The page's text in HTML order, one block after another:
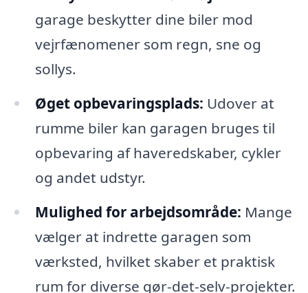
garage beskytter dine biler mod
vejrfænomener som regn, sne og
sollys.
Øget opbevaringsplads: Udover at
rumme biler kan garagen bruges til
opbevaring af haveredskaber, cykler
og andet udstyr.
Mulighed for arbejdsområde: Mange
vælger at indrette garagen som
værksted, hvilket skaber et praktisk
rum for diverse gør-det-selv-projekter.